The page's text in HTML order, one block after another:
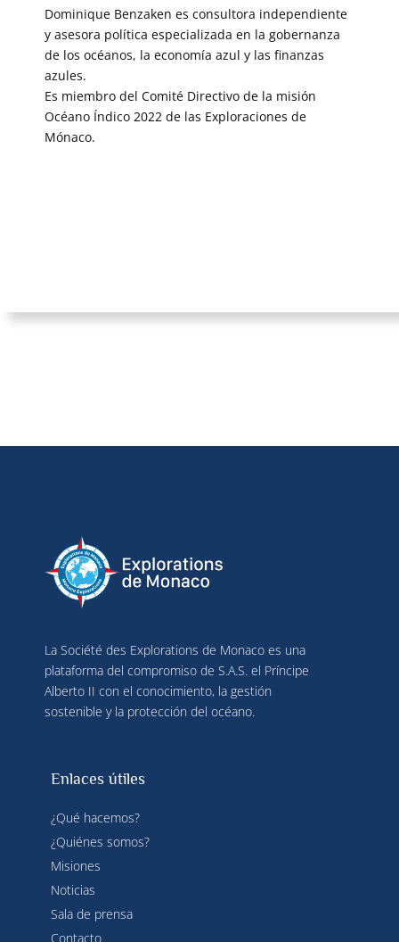
Dominique Benzaken es consultora independiente
y asesora política especializada en la gobernanza
de los océanos, la economía azul y las finanzas
azules.
Es miembro del Comité Directivo de la misión
Océano Índico 2022 de las Exploraciones de
Mónaco.
La Société des Explorations de Monaco es una
plataforma del compromiso de S.A.S. el Príncipe
Alberto II con el conocimiento, la gestión
sostenible y la protección del océano.
Enlaces útiles
¿Qué hacemos?
¿Quiénes somos?
Misiones
Noticias
Sala de prensa
Contacto